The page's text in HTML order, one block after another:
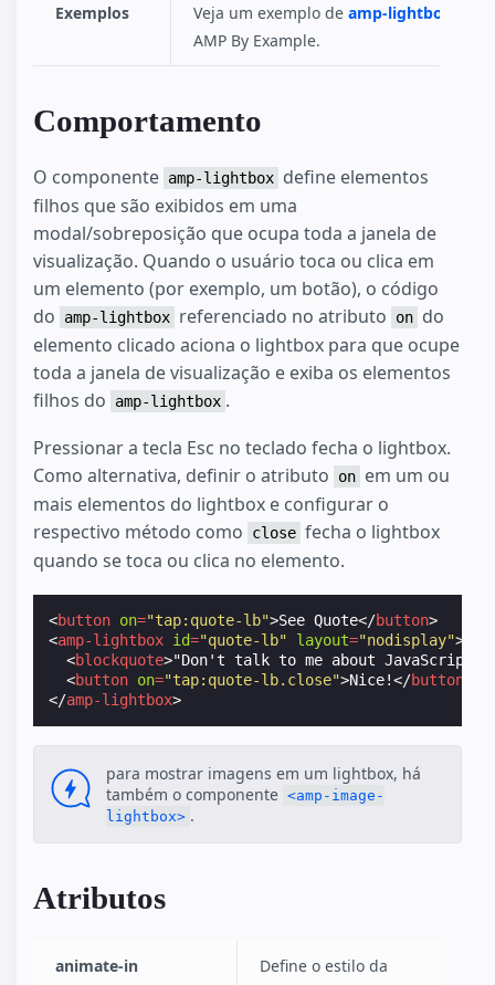
Exemplos Veja um exemplo de amp-lightbox
AMP By Example.
Comportamento
O componente amp-lightbox define elementos
filhos que são exibidos em uma
modal/sobreposição que ocupa toda a janela de
visualização. Quando o usuário toca ou clica em
um elemento (por exemplo, um botão), o código
do
amp-lightbox referenciado no atributo on do
elemento clicado aciona o lightbox para que ocupe
toda a janela de visualização e exiba os elementos
filhos do
amp-lightbox .
Pressionar a tecla Esc no teclado fecha o lightbox.
Como alternativa, definir o atributo
on em um ou
mais elementos do lightbox e configurar o
respectivo método como
close fecha o lightbox
quando se toca ou clica no elemento.
<button on="tap:quote-lb">See Quote</button>
<amp-lightbox id="quote-lb" layout="nodisplay">
<blockquote>"Don't talk to me about JavaScript
<button on="tap:quote-lb.close">Nice!</button
</amp-lightbox>
para mostrar imagens em um lightbox, há
também o componente <amp-image-
lightbox> .
Atributos
animate-in
Define o estilo da